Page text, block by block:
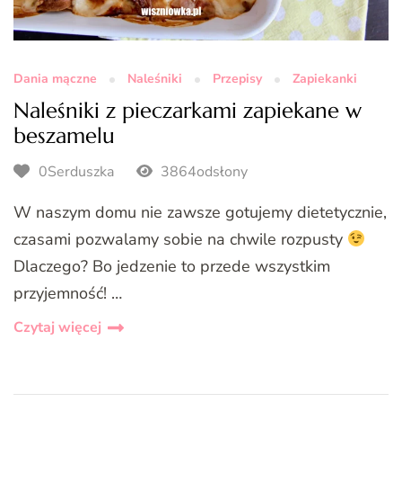
Dania mączne Naleśniki Przepisy Zapiekanki
Naleśniki z pieczarkami zapiekane w
beszamelu
0Serduszka 3864odsłony
W naszym domu nie zawsze gotujemy dietetycznie,
czasami pozwalamy sobie na chwile rozpusty
Dlaczego? Bo jedzenie to przede wszystkim
przyjemność! …
Czytaj więcej